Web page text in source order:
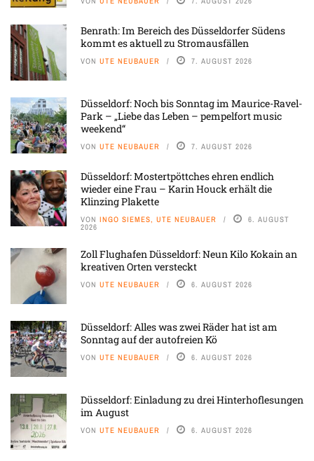
Benrath: Im Bereich des Düsseldorfer Südens
kommt es aktuell zu Stromausfällen
VON UTE NEUBAUER 7. AUGUST 2026
Düsseldorf: Noch bis Sonntag im Maurice-Ravel-
Park – „Liebe das Leben – pempelfort music
weekend“
VON UTE NEUBAUER 7. AUGUST 2026
Düsseldorf: Mostertpöttches ehren endlich
wieder eine Frau – Karin Houck erhält die
Klinzing Plakette
VON INGO SIEMES, UTE NEUBAUER 6. AUGUST
2026
Zoll Flughafen Düsseldorf: Neun Kilo Kokain an
kreativen Orten versteckt
VON UTE NEUBAUER 6. AUGUST 2026
Düsseldorf: Alles was zwei Räder hat ist am
Sonntag auf der autofreien Kö
VON UTE NEUBAUER 6. AUGUST 2026
Düsseldorf: Einladung zu drei Hinterhoflesungen
im August
VON UTE NEUBAUER 6. AUGUST 2026